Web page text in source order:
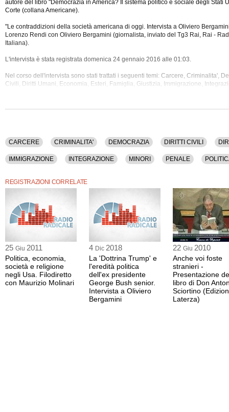
autore del libro "Democrazia in America? Il sistema politico e sociale degli Stati
Corte (collana Americane).
"Le contraddizioni della società americana di oggi. Intervista a Oliviero
Lorenzo Rendi con Oliviero Bergamini (giornalista, inviato del Tg3 Rai, Rai -
Italiana).
L'intervista è stata registrata domenica 24 gennaio 2016 alle 01:03.
Nel corso dell'intervista sono stati trattati i seguenti temi: Carcere, Criminalita',
Civili, Diritti Umani, Economia, Esteri, Famiglia, Giustizia, Immigrazione,
La registrazione audio ha una durata di 23 minuti.
CARCERE CRIMINALITA' DEMOCRAZIA DIRITTI CIVILI
IMMIGRAZIONE INTEGRAZIONE MINORI PENALE
REGISTRAZIONI CORRELATE
25 Giu 2011
Politica, economia,
società e religione
negli Usa. Filodiretto
con Maurizio Molinari
4 Dic 2018
La 'Dottrina Trump' e
l'eredità politica
dell'ex presidente
George Bush senior.
Intervista a Oliviero
Bergamini
22 Giu 2010
Anche voi foste
stranieri -
Presentazione
libro di Don
Sciortino
Laterza)